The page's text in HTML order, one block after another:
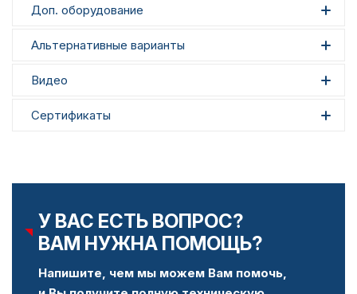
Доп. оборудование
Альтернативные варианты
Видео
Сертификаты
У ВАС ЕСТЬ ВОПРОС?
ВАМ НУЖНА ПОМОЩЬ?
Напишите, чем мы можем Вам помочь,